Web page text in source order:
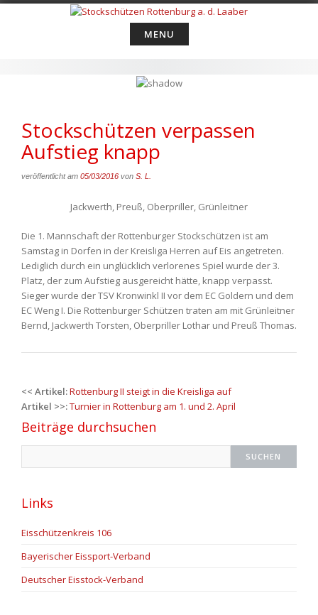
MENU
Stockschützen verpassen
Aufstieg knapp
veröffentlicht am 05/03/2016 von S. L.
Jackwerth, Preuß, Oberpriller, Grünleitner
Die 1. Mannschaft der Rottenburger Stockschützen ist am
Samstag in Dorfen in der Kreisliga Herren auf Eis angetreten.
Lediglich durch ein unglücklich verlorenes Spiel wurde der 3.
Platz, der zum Aufstieg ausgereicht hätte, knapp verpasst.
Sieger wurde der TSV Kronwinkl II vor dem EC Goldern und dem
EC Weng I. Die Rottenburger Schützen traten am mit Grünleitner
Bernd, Jackwerth Torsten, Oberpriller Lothar und Preuß Thomas.
Post
navigation
<< Artikel:Rottenburg II steigt in die Kreisliga auf
Artikel >>:Turnier in Rottenburg am 1. und 2. April
Beiträge durchsuchen
Links
Eisschützenkreis 106
Bayerischer Eissport-Verband
Deutscher Eisstock-Verband